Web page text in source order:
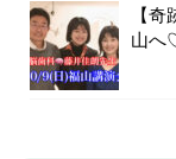
【
山へ